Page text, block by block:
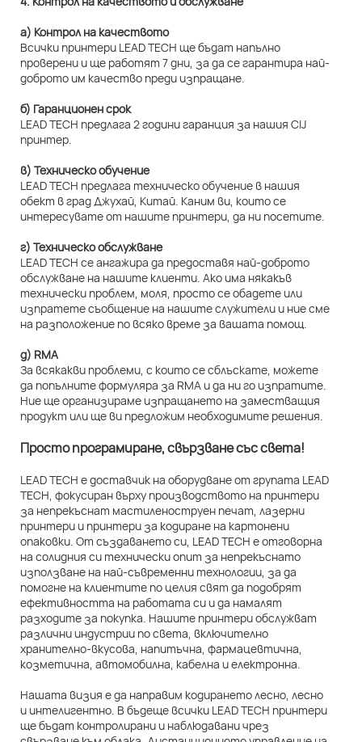
а) Контрол на качеството
Всички принтери LEAD TECH ще бъдат напълно
проверени и ще работят 7 дни, за да се гарантира най-
доброто им качество преди изпращане.
б) Гаранционен срок
LEAD TECH предлага 2 години гаранция за нашия CIJ
принтер.
в) Техническо обучение
LEAD TECH предлага техническо обучение в нашия
обект в град Джухай, Китай. Каним ви, които се
интересувате от нашите принтери, да ни посетите.
г) Техническо обслужване
LEAD TECH се ангажира да предоставя най-доброто
обслужване на нашите клиенти. Ако има някакъв
технически проблем, моля, просто се обадете или
изпратете съобщение на нашите служители и ние сме
на разположение по всяко време за вашата помощ.
д) RMA
За всякакви проблеми, с които се сблъскате, можете
да попълните формуляра за RMA и да ни го изпратите.
Ние ще организираме изпращането на заместващия
продукт или ще ви предложим необходимите решения.
Просто програмиране, свързване със света!
LEAD TECH е доставчик на оборудване от групата LEAD
TECH, фокусиран върху производството на принтери
за непрекъснат мастиленоструен печат, лазерни
принтери и принтери за кодиране на картонени
опаковки. От създаването си, LEAD TECH е отговорна
на солидния си технически опит за непрекъснато
използване на най-съвременни технологии, за да
помогне на клиентите по целия свят да подобрят
ефективността на работата си и да намалят
разходите за покупка. Нашите принтери обслужват
различни индустрии по света, включително
хранително-вкусова, напитъчна, фармацевтична,
козметична, автомобилна, кабелна и електронна.
Нашата визия е да направим кодирането лесно, лесно
и интелигентно. В бъдеще всички LEAD TECH принтери
ще бъдат контролирани и наблюдавани чрез